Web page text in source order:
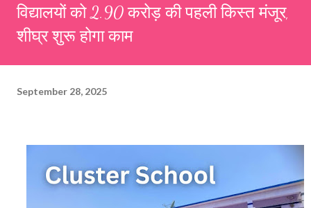
विद्यालयों को 2.90 करोड़ की पहली किस्त मंजूर,
शीघ्र शुरू होगा काम
September 28, 2025